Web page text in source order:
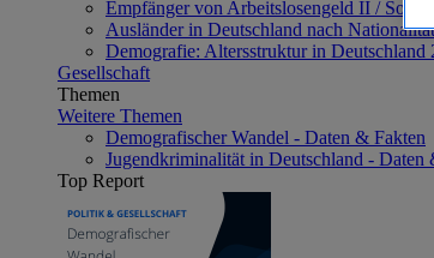
Empfänger von Arbeitslosengeld II /
Ausländer in Deutschland nach
Demografie: Altersstruktur in Deutschland
Gesellschaft
Themen
Weitere Themen
Demografischer Wandel - Daten & Fakten
Jugendkriminalität in Deutschland - Daten
Top Report